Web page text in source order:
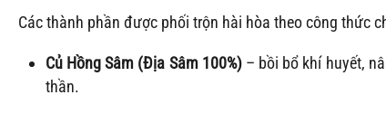
Các thành phần được phối trộn hài hòa theo công thức
Củ Hồng Sâm (Địa Sâm 100%)– bồi bổ khí huyết,
thần.